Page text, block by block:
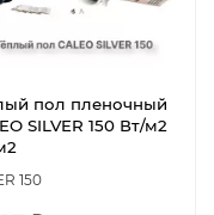
пол пленочный
SILVER 150 Вт/м2
150